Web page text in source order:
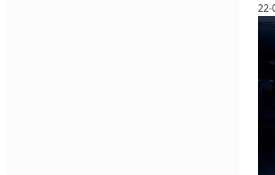
22-